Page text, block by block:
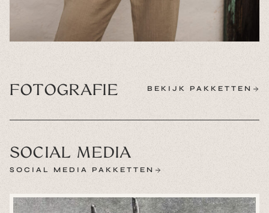
FOTOGRAFIE BEKIJK PAKKETTEN
SOCIAL MEDIA
SOCIAL MEDIA PAKKETTEN